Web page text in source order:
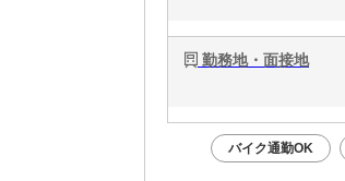
勤務地・面接地
バイク通勤OK